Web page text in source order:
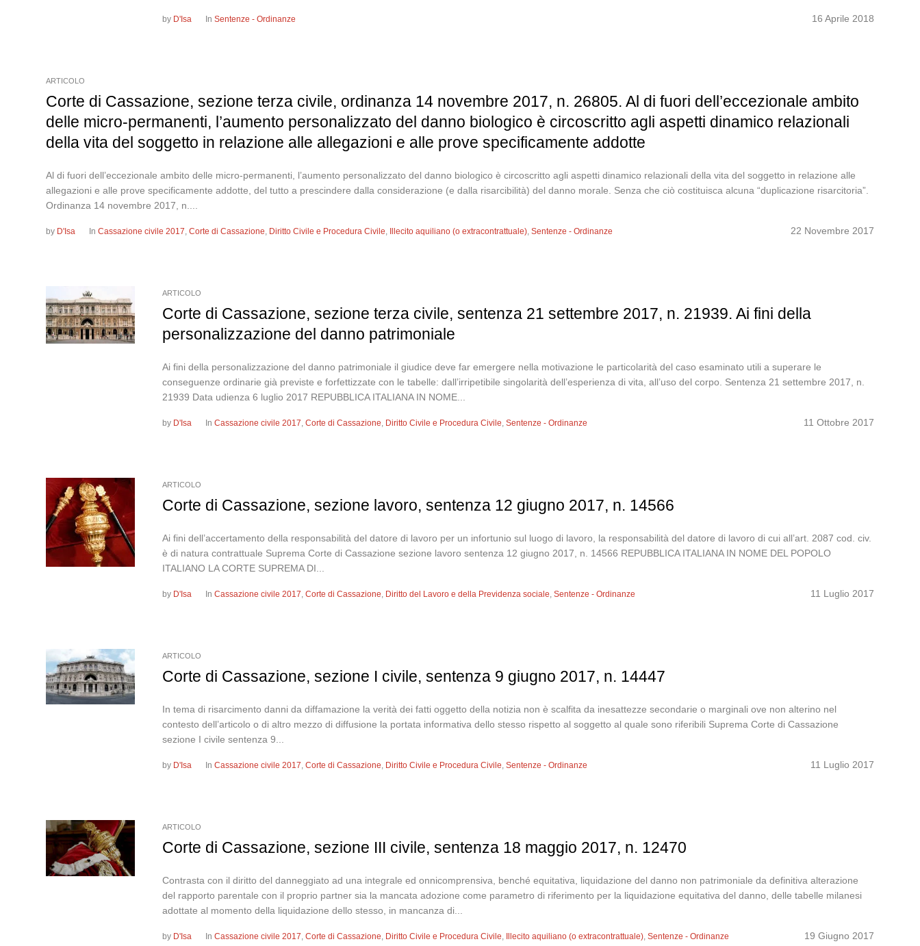
16 Aprile 2018
by D'Isa InSentenze - Ordinanze
ARTICOLO
Corte di Cassazione, sezione terza civile, ordinanza 14 novembre 2017, n. 26805. Al di fuori dell’eccezionale ambito
delle micro-permanenti, l’aumento personalizzato del danno biologico è circoscritto agli aspetti dinamico relazionali
della vita del soggetto in relazione alle allegazioni e alle prove specificamente addotte
Al di fuori dell’eccezionale ambito delle micro-permanenti, l’aumento personalizzato del danno biologico è circoscritto agli aspetti dinamico relazionali della vita del soggetto in relazione alle
allegazioni e alle prove specificamente addotte, del tutto a prescindere dalla considerazione (e dalla risarcibilità) del danno morale. Senza che ciò costituisca alcuna “duplicazione risarcitoria”.
Ordinanza 14 novembre 2017, n....
22 Novembre 2017
by D'Isa InCassazione civile 2017,Corte di Cassazione, Diritto Civile e Procedura Civile, Illecito aquiliano (o extracontrattuale),Sentenze - Ordinanze
ARTICOLO
Corte di Cassazione, sezione terza civile, sentenza 21 settembre 2017, n. 21939. Ai fini della
personalizzazione del danno patrimoniale
Ai fini della personalizzazione del danno patrimoniale il giudice deve far emergere nella motivazione le particolarità del caso esaminato utili a superare le
conseguenze ordinarie già previste e forfettizzate con le tabelle: dall’irripetibile singolarità dell’esperienza di vita, all’uso del corpo. Sentenza 21 settembre 2017, n.
21939 Data udienza 6 luglio 2017 REPUBBLICA ITALIANA IN NOME...
11 Ottobre 2017
by D'Isa InCassazione civile 2017,Corte di Cassazione, Diritto Civile e Procedura Civile,Sentenze - Ordinanze
ARTICOLO
Corte di Cassazione, sezione lavoro, sentenza 12 giugno 2017, n. 14566
Ai fini dell’accertamento della responsabilità del datore di lavoro per un infortunio sul luogo di lavoro, la responsabilità del datore di lavoro di cui all’art. 2087 cod. civ.
è di natura contrattuale Suprema Corte di Cassazione sezione lavoro sentenza 12 giugno 2017, n. 14566 REPUBBLICA ITALIANA IN NOME DEL POPOLO
ITALIANO LA CORTE SUPREMA DI...
11 Luglio 2017
by D'Isa InCassazione civile 2017,Corte di Cassazione, Diritto del Lavoro e della Previdenza sociale,Sentenze - Ordinanze
ARTICOLO
Corte di Cassazione, sezione I civile, sentenza 9 giugno 2017, n. 14447
In tema di risarcimento danni da diffamazione la verità dei fatti oggetto della notizia non è scalfita da inesattezze secondarie o marginali ove non alterino nel
contesto dell’articolo o di altro mezzo di diffusione la portata informativa dello stesso rispetto al soggetto al quale sono riferibili Suprema Corte di Cassazione
sezione I civile sentenza 9...
11 Luglio 2017
by D'Isa InCassazione civile 2017,Corte di Cassazione, Diritto Civile e Procedura Civile,Sentenze - Ordinanze
ARTICOLO
Corte di Cassazione, sezione III civile, sentenza 18 maggio 2017, n. 12470
Contrasta con il diritto del danneggiato ad una integrale ed onnicomprensiva, benché equitativa, liquidazione del danno non patrimoniale da definitiva alterazione
del rapporto parentale con il proprio partner sia la mancata adozione come parametro di riferimento per la liquidazione equitativa del danno, delle tabelle milanesi
adottate al momento della liquidazione dello stesso, in mancanza di...
19 Giugno 2017
by D'Isa InCassazione civile 2017,Corte di Cassazione, Diritto Civile e Procedura Civile, Illecito aquiliano (o extracontrattuale),Sentenze - Ordinanze